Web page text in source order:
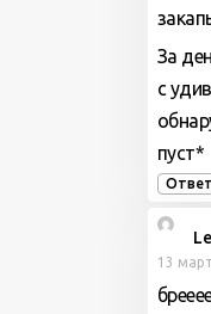
За
с
пуст*
13